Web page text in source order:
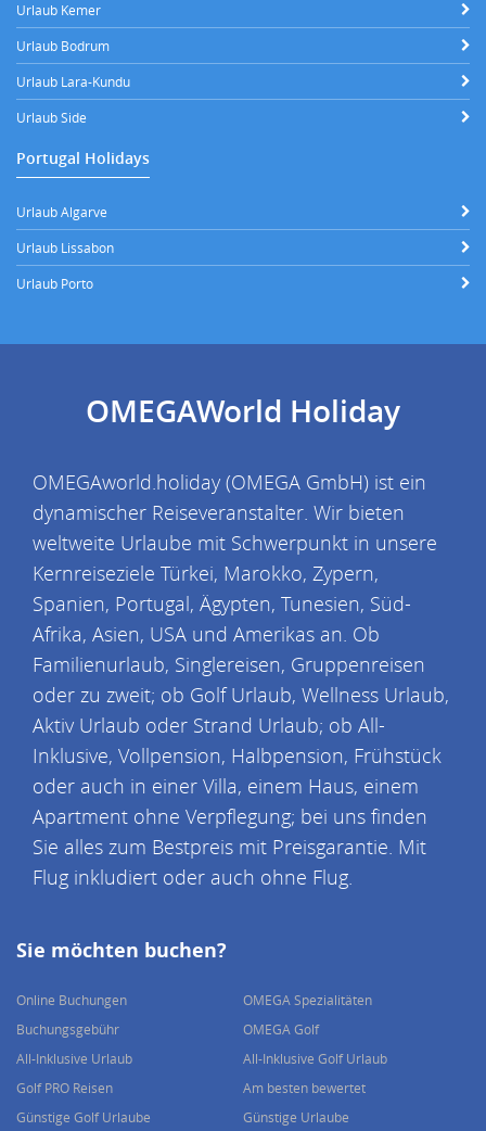
Urlaub Kemer
Urlaub Bodrum
Urlaub Lara-Kundu
Urlaub Side
Portugal Holidays
Urlaub Algarve
Urlaub Lissabon
Urlaub Porto
OMEGAWorld Holiday
OMEGAworld.holiday (OMEGA GmbH) ist ein
dynamischer Reiseveranstalter. Wir bieten
weltweite Urlaube mit Schwerpunkt in unsere
Kernreiseziele Türkei, Marokko, Zypern,
Spanien, Portugal, Ägypten, Tunesien, Süd-
Afrika, Asien, USA und Amerikas an. Ob
Familienurlaub, Singlereisen, Gruppenreisen
oder zu zweit; ob Golf Urlaub, Wellness Urlaub,
Aktiv Urlaub oder Strand Urlaub; ob All-
Inklusive, Vollpension, Halbpension, Frühstück
oder auch in einer Villa, einem Haus, einem
Apartment ohne Verpflegung; bei uns finden
Sie alles zum Bestpreis mit Preisgarantie. Mit
Flug inkludiert oder auch ohne Flug.
Sie möchten buchen?
Online Buchungen
OMEGA Spezialitäten
Buchungsgebühr
OMEGA Golf
All-Inklusive Urlaub
All-Inklusive Golf Urlaub
Golf PRO Reisen
Am besten bewertet
Günstige Golf Urlaube
Günstige Urlaube